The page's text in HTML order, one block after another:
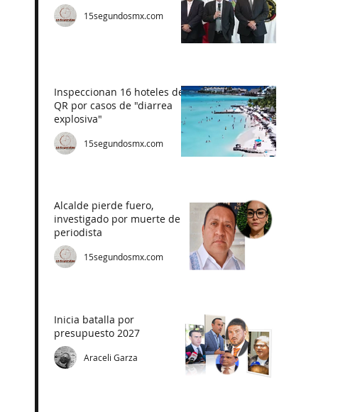
15segundosmx.com
Inspeccionan 16 hoteles de
QR por casos de "diarrea
explosiva"
15segundosmx.com
Alcalde pierde fuero,
investigado por muerte de
periodista
15segundosmx.com
Inicia batalla por
presupuesto 2027
Araceli Garza